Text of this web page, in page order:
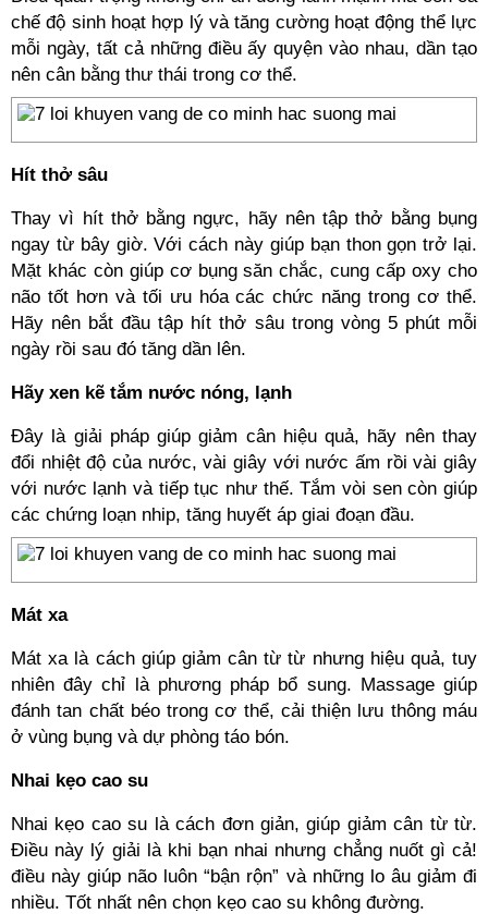
chế độ sinh hoạt hợp lý và tăng cường hoạt động thể lực
mỗi ngày, tất cả những điều ấy quyện vào nhau, dần tạo
nên cân bằng thư thái trong cơ thể.
Hít thở sâu
Thay vì hít thở bằng ngực, hãy nên tập thở bằng bụng
ngay từ bây giờ. Với cách này giúp bạn thon gọn trở lại.
Mặt khác còn giúp cơ bụng săn chắc, cung cấp oxy cho
não tốt hơn và tối ưu hóa các chức năng trong cơ thể.
Hãy nên bắt đầu tập hít thở sâu trong vòng 5 phút mỗi
ngày rồi sau đó tăng dần lên.
Hãy xen kẽ tắm nước nóng, lạnh
Đây là giải pháp giúp giảm cân hiệu quả, hãy nên thay
đổi nhiệt độ của nước, vài giây với nước ấm rồi vài giây
với nước lạnh và tiếp tục như thế. Tắm vòi sen còn giúp
các chứng loạn nhip, tăng huyết áp giai đoạn đầu.
Mát xa
Mát xa là cách giúp giảm cân từ từ nhưng hiệu quả, tuy
nhiên đây chỉ là phương pháp bổ sung. Massage giúp
đánh tan chất béo trong cơ thể, cải thiện lưu thông máu
ở vùng bụng và dự phòng táo bón.
Nhai kẹo cao su
Nhai kẹo cao su là cách đơn giản, giúp giảm cân từ từ.
Điều này lý giải là khi bạn nhai nhưng chẳng nuốt gì cả!
điều này giúp não luôn “bận rộn” và những lo âu giảm đi
nhiều. Tốt nhất nên chọn kẹo cao su không đường.